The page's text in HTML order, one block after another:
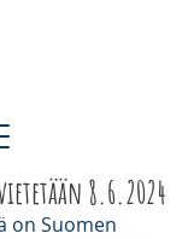
8.6.2024
on Suomen